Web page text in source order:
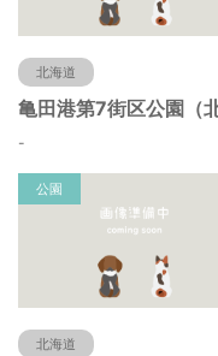
北海道
-
公園
北海道